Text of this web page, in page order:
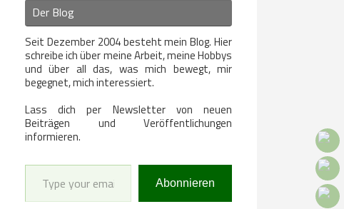
Der Blog
Seit Dezember 2004 besteht mein Blog. Hier
schreibe ich über meine Arbeit, meine Hobbys
und über all das, was mich bewegt, mir
begegnet, mich interessiert.
Lass dich per Newsletter von neuen
Beiträgen und Veröffentlichungen
informieren.
Type your email…
Abonnieren